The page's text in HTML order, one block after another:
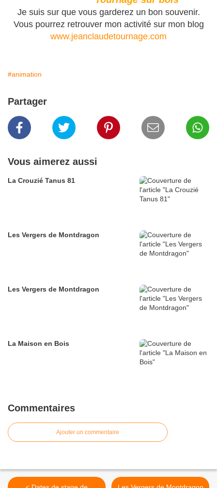
Je suis sur que vous garderez un bon souvenir.
Vous pourrez retrouver mon activité sur mon blog
www.jeanclaudetournage.com
#animation
Partager
Vous aimerez aussi
La Crouzié Tanus 81
Les Vergers de Montdragon
Les Vergers de Montdragon
La Maison en Bois
Commentaires
Ajouter un commentaire